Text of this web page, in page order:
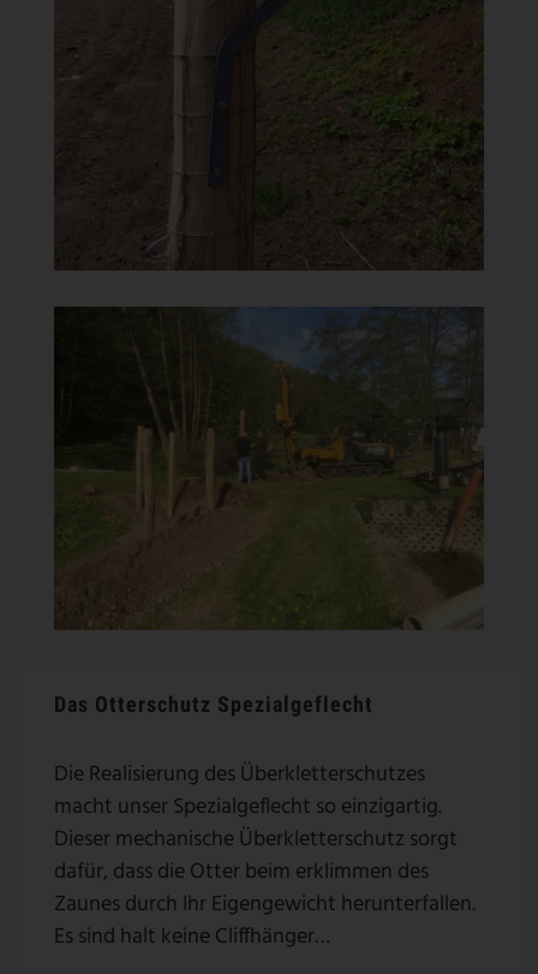
Das Otterschutz Spezialgeflecht
Die Realisierung des Überkletterschutzes
macht unser Spezialgeflecht so einzigartig.
Dieser mechanische Überkletterschutz sorgt
dafür, dass die Otter beim erklimmen des
Zaunes durch Ihr Eigengewicht herunterfallen.
Es sind halt keine Cliffhänger…